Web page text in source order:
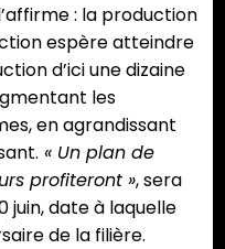
: la production
espère atteindre
d’ici une dizaine
les
en agrandissant
« Un plan de
profiteront », sera
juin, date à laquelle
de la filière.